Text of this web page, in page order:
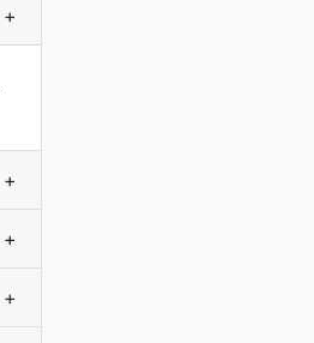
+
+
+
+